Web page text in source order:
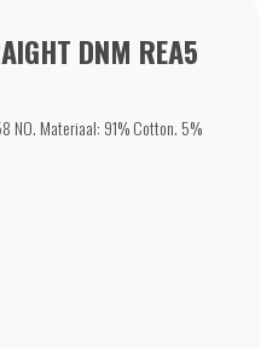
DNM REA5
NO. Materiaal: 91% Cotton. 5%